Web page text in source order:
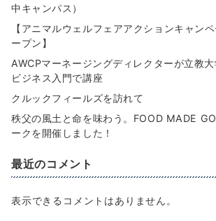
中キャンパス）
【アニマルウェルフェアアクションキャン
ープン】
AWCPマーネージングディレクターが立教
ビジネス入門で講座
クルックフィールズを訪れて
秩父の風土と命を味わう。FOOD MADE
ークを開催しました！
最近のコメント
表示できるコメントはありません。